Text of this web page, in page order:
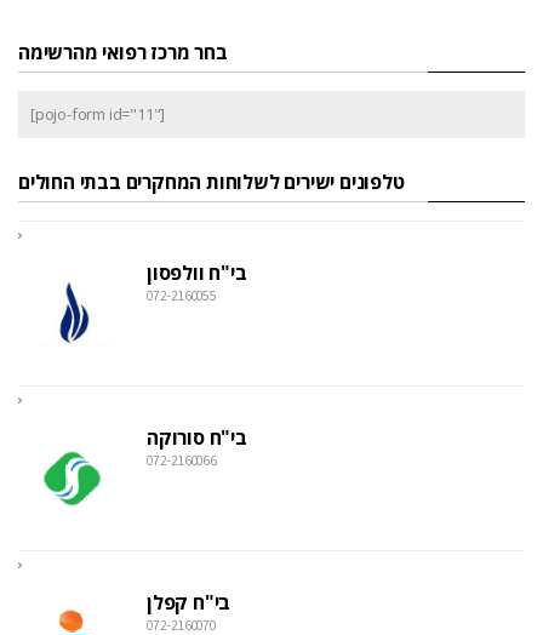
בחר מרכז רפואי מהרשימה
[pojo-form id="11"]
טלפונים ישירים לשלוחות המחקרים בבתי החולים
בי"ח וולפסון
072-2160055
בי"ח סורוקה
072-2160066
בי"ח קפלן
072-2160070